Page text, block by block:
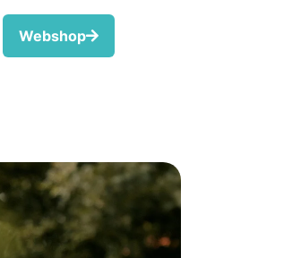
Webshop